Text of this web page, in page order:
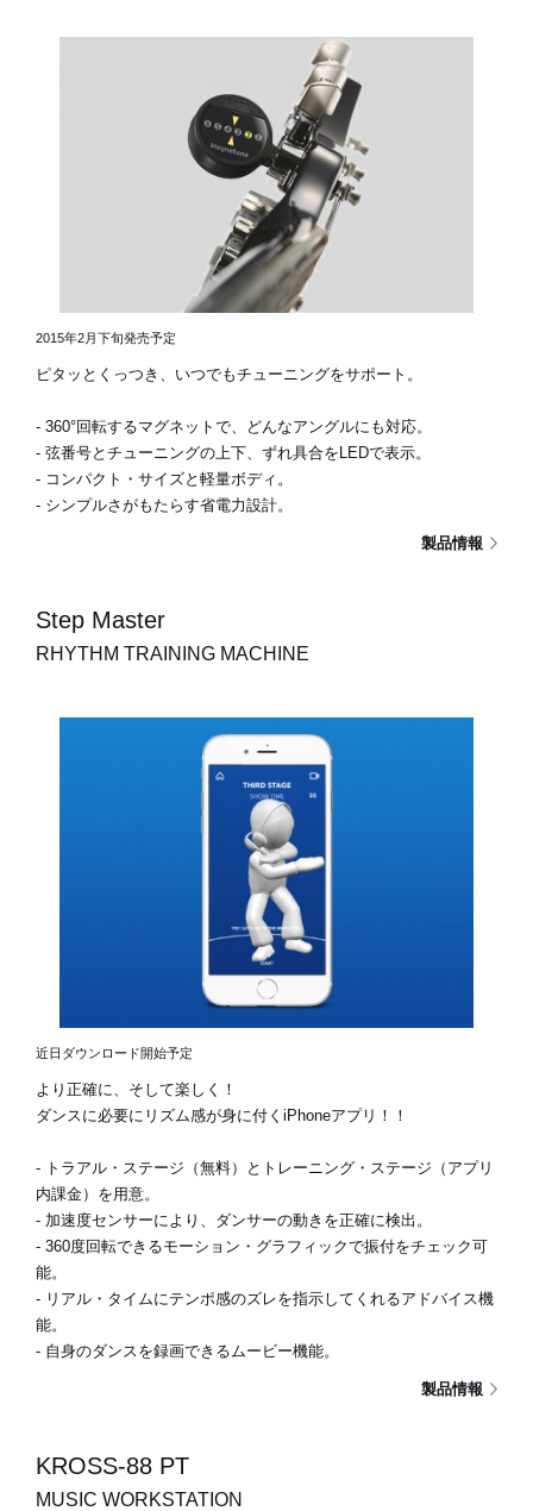
2015年2月下旬発売予定
ピタッとくっつき、いつでもチューニングをサポート。
- 360°回転するマグネットで、どんなアングルにも対応。
- 弦番号とチューニングの上下、ずれ具合をLEDで表示。
- コンパクト・サイズと軽量ボディ。
- シンプルさがもたらす省電力設計。
製品情報
Step Master
RHYTHM TRAINING MACHINE
近日ダウンロード開始予定
より正確に、そして楽しく！
ダンスに必要にリズム感が身に付くiPhoneアプリ！！
- トラアル・ステージ（無料）とトレーニング・ステージ（アプリ
内課金）を用意。
- 加速度センサーにより、ダンサーの動きを正確に検出。
- 360度回転できるモーション・グラフィックで振付をチェック可
能。
- リアル・タイムにテンポ感のズレを指示してくれるアドバイス機
能。
- 自身のダンスを録画できるムービー機能。
製品情報
KROSS-88 PT
MUSIC WORKSTATION